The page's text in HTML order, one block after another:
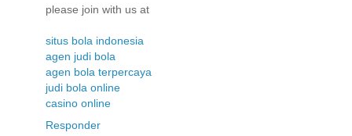
please join with us at
situs bola indonesia
agen judi bola
agen bola terpercaya
judi bola online
casino online
Responder